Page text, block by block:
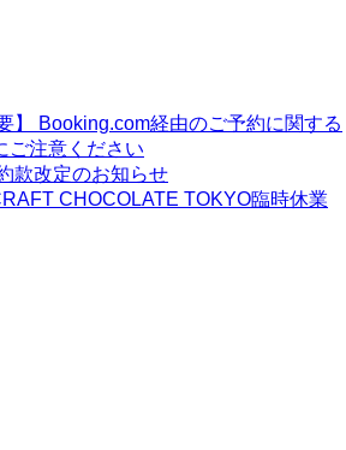
要】 Booking.com経由のご予約に関する
ご注意ください
款改定のお知らせ
CHOCOLATE TOKYO臨時休業